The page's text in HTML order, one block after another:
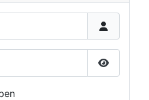
Passwort